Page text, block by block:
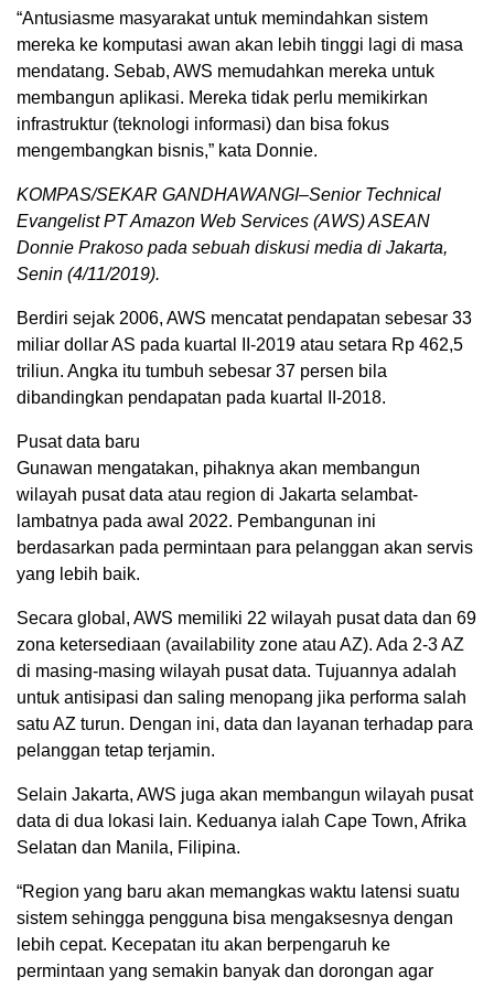
“Antusiasme masyarakat untuk memindahkan sistem
mereka ke komputasi awan akan lebih tinggi lagi di masa
mendatang. Sebab, AWS memudahkan mereka untuk
membangun aplikasi. Mereka tidak perlu memikirkan
infrastruktur (teknologi informasi) dan bisa fokus
mengembangkan bisnis,” kata Donnie.
KOMPAS/SEKAR GANDHAWANGI–Senior Technical
Evangelist PT Amazon Web Services (AWS) ASEAN
Donnie Prakoso pada sebuah diskusi media di Jakarta,
Senin (4/11/2019).
Berdiri sejak 2006, AWS mencatat pendapatan sebesar 33
miliar dollar AS pada kuartal II-2019 atau setara Rp 462,5
triliun. Angka itu tumbuh sebesar 37 persen bila
dibandingkan pendapatan pada kuartal II-2018.
Pusat data baru
Gunawan mengatakan, pihaknya akan membangun
wilayah pusat data atau region di Jakarta selambat-
lambatnya pada awal 2022. Pembangunan ini
berdasarkan pada permintaan para pelanggan akan servis
yang lebih baik.
Secara global, AWS memiliki 22 wilayah pusat data dan 69
zona ketersediaan (availability zone atau AZ). Ada 2-3 AZ
di masing-masing wilayah pusat data. Tujuannya adalah
untuk antisipasi dan saling menopang jika performa salah
satu AZ turun. Dengan ini, data dan layanan terhadap para
pelanggan tetap terjamin.
Selain Jakarta, AWS juga akan membangun wilayah pusat
data di dua lokasi lain. Keduanya ialah Cape Town, Afrika
Selatan dan Manila, Filipina.
“Region yang baru akan memangkas waktu latensi suatu
sistem sehingga pengguna bisa mengaksesnya dengan
lebih cepat. Kecepatan itu akan berpengaruh ke
permintaan yang semakin banyak dan dorongan agar